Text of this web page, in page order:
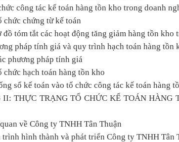
công tác kế toán hàng tồn kho trong doanh
chức chứng từ kế toán
đồ tóm tắt các hoạt động tăng giảm hàng tồn
pháp tính giá và quy trình hạch toán hàng tồn
phương pháp tính giá
chức hạch toán hàng tồn kho
sổ kế toán vào tổ chức công tác kế toán hàng
II: THỰC TRẠNG TỔ CHỨC KẾ TOÁN HÀNG
về Công ty TNHH Tân Thuận
trình hình thành và phát triển Công ty TNHH Tân